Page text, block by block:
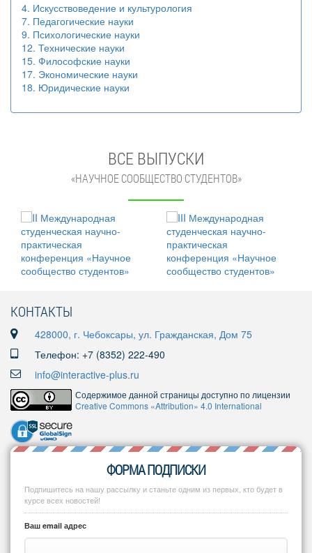
4. Искусствоведение и культурология
7. Педагогические науки
9. Психологические науки
12. Технические науки
15. Философские науки
17. Экономические науки
18. Юридические науки
ВСЕ ВЫПУСКИ
«НАУЧНОЕ СООБЩЕСТВО СТУДЕНТОВ»
КОНТАКТЫ
428000, г. Чебоксары, ул. Гражданская, Дом 75
Телефон: +7 (8352) 222-490
info@interactive-plus.ru
Содержимое данной страницы доступно по лицензии
Creative Commons «Attribution» 4.0 International
ФОРМА ПОДПИСКИ
Подпишитесь на нашу рассылку и станьте одним из первых, кто будет в
курсе всех новостей!
Ваш email адрес